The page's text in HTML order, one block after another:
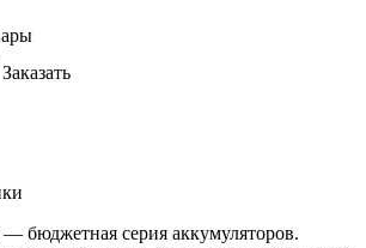
Заказать
— бюджетная серия аккумуляторов.